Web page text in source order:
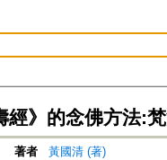
經》的念佛方法:
著者
黃國清 (著)